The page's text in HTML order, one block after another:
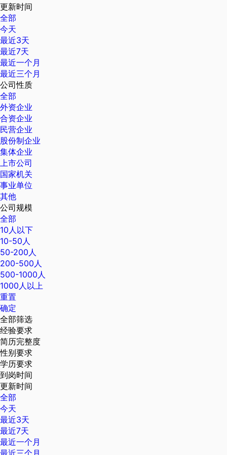
更新时间
全部
今天
最近3天
最近7天
最近一个月
最近三个月
公司性质
全部
外资企业
合资企业
民营企业
股份制企业
集体企业
上市公司
国家机关
事业单位
其他
公司规模
全部
10人以下
10-50人
50-200人
200-500人
500-1000人
1000人以上
重置
确定
全部筛选
经验要求
简历完整度
性别要求
学历要求
到岗时间
更新时间
全部
今天
最近3天
最近7天
最近一个月